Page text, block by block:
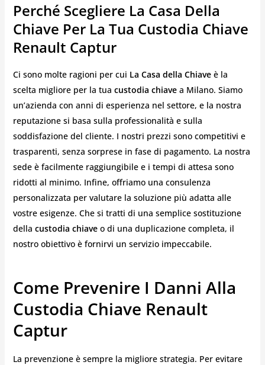
Perché Scegliere La Casa Della
Chiave Per La Tua Custodia Chiave
Renault Captur
Ci sono molte ragioni per cui La Casa della Chiaveè la
scelta migliore per la tua custodia chiavea Milano. Siamo
un’azienda con anni di esperienza nel settore, e la nostra
reputazione si basa sulla professionalità e sulla
soddisfazione del cliente. I nostri prezzi sono competitivi e
trasparenti, senza sorprese in fase di pagamento. La nostra
sede è facilmente raggiungibile e i tempi di attesa sono
ridotti al minimo. Infine, offriamo una consulenza
personalizzata per valutare la soluzione più adatta alle
vostre esigenze. Che si tratti di una semplice sostituzione
della custodia chiaveo di una duplicazione completa, il
nostro obiettivo è fornirvi un servizio impeccabile.
Come Prevenire I Danni Alla
Custodia Chiave Renault
Captur
La prevenzione è sempre la migliore strategia. Per evitare